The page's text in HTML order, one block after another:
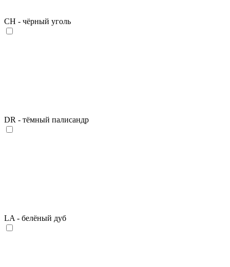
CН - чёрный уголь
DR - тёмный палисандр
LA - белёный дуб